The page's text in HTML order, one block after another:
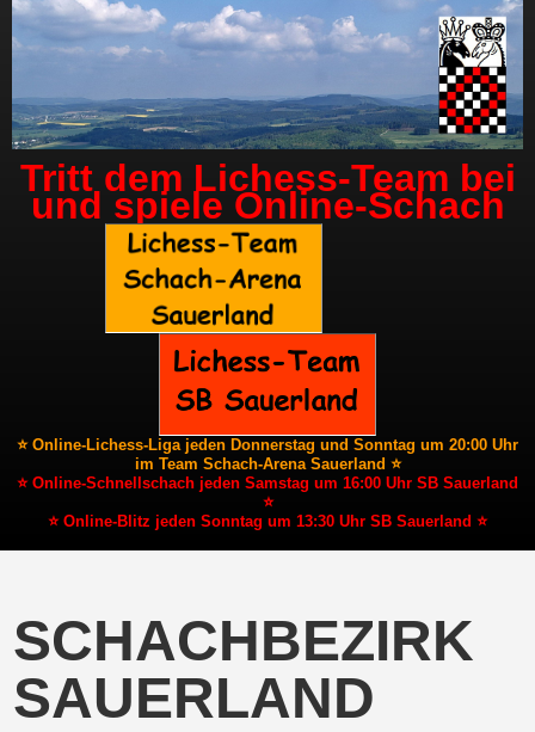
Tritt dem Lichess-Team bei
und spiele Online-Schach
⭐ Online-Lichess-Liga jeden Donnerstag und Sonntag um 20:00 Uhr
im Team Schach-Arena Sauerland ⭐
⭐ Online-Schnellschach jeden Samstag um 16:00 Uhr SB Sauerland
⭐
⭐ Online-Blitz jeden Sonntag um 13:30 Uhr SB Sauerland ⭐
SCHACHBEZIRK
SAUERLAND